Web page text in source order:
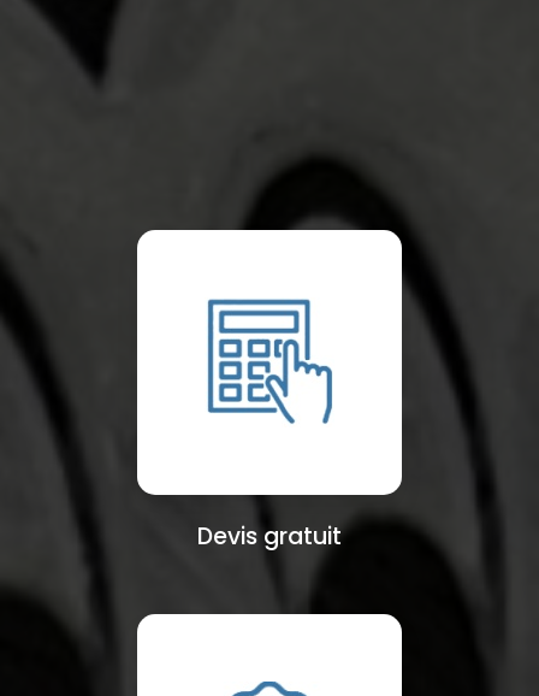
Devis gratuit